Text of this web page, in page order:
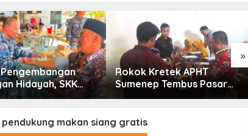
»
Hidayah, SKK
North Madura II
Sampang
Rokok Kretek APHT
Sumenep Tembus Pasar
Indonesia Timur
makan siang gratis